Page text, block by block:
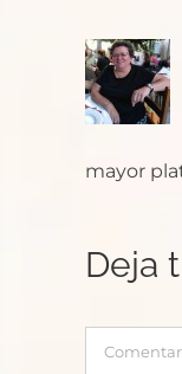
mayor
Deja
Comentar